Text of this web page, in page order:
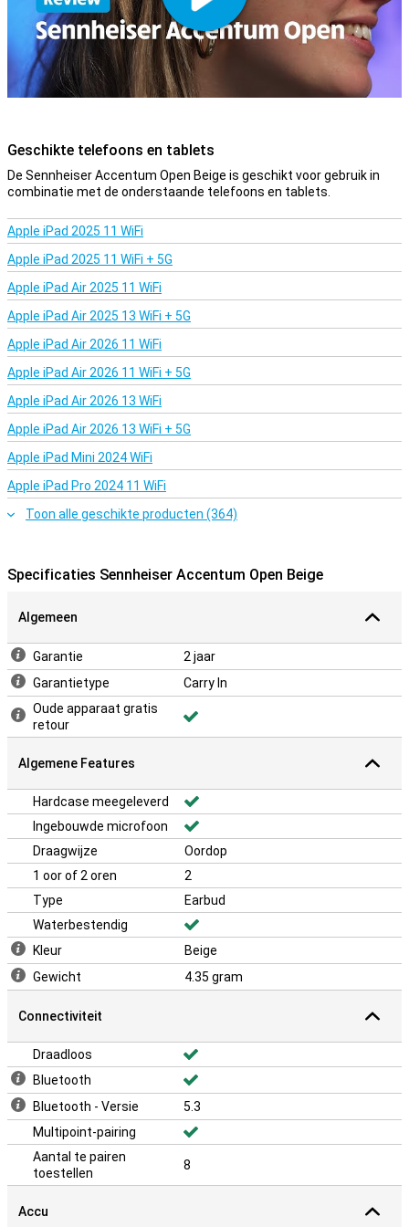
apparaten. Muziek, bellen of pauzeren? Dat doe je met slimme
touchbediening.
Waterbestendig en weerbestendig
Deze oordopjes zijn IPX4-gecertificeerd. Een onverwachte regenbui
weer.
Wat zit er in de doos?
alleen twee stijlvolle oordopjes, maar ook een handige oplaadcase
en een USB-C-kabel. Alles wat je nodig hebt om direct te beginnen.
Geschikte telefoons en tablets
De Sennheiser Accentum Open Beige is geschikt voor gebruik in
combinatie met de onderstaande telefoons en tablets.
Apple iPad 2025 11 WiFi
Apple iPad 2025 11 WiFi + 5G
Apple iPad Air 2025 11 WiFi
Apple iPad Air 2025 13 WiFi + 5G
Apple iPad Air 2026 11 WiFi
Apple iPad Air 2026 11 WiFi + 5G
Apple iPad Air 2026 13 WiFi
Apple iPad Air 2026 13 WiFi + 5G
Apple iPad Mini 2024 WiFi
Apple iPad Pro 2024 11 WiFi
Toon alle geschikte producten (364)
Specificaties Sennheiser Accentum Open Beige
Algemeen
Garantie
2 jaar
Garantietype
Carry In
Oude apparaat gratis
retour
Algemene Features
Hardcase meegeleverd
Ingebouwde microfoon
Draagwijze
Oordop
1 oor of 2 oren
2
Type
Earbud
Waterbestendig
Kleur
Beige
Gewicht
4.35 gram
Connectiviteit
Draadloos
Bluetooth
Bluetooth - Versie
5.3
Multipoint-pairing
Aantal te pairen
toestellen
8
Accu